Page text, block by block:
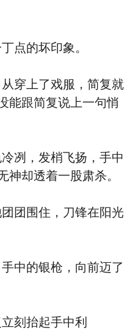
的坏印象。
上了戏服，简复就
能跟简复说上一句悄
，发梢飞扬，手中
神却透着一股肃杀。
围住，刀锋在阳光
的银枪，向前迈了
抬起手中利